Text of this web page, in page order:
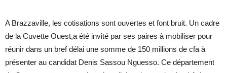
A Brazzaville, les cotisations sont ouvertes et font bruit. Un cadre
de la Cuvette Ouest,a été invité par ses paires à mobiliser pour
réunir dans un bref délai une somme de 150 millions de cfa à
présenter au candidat Denis Sassou Nguesso. Ce département